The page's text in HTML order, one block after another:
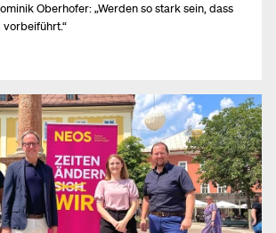
Oberhofer: „Werden so stark sein, dass
vorbeiführt.“